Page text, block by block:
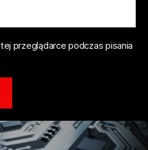
przeglądarce podczas pisania
|Polityka prywatności| Stworzone w